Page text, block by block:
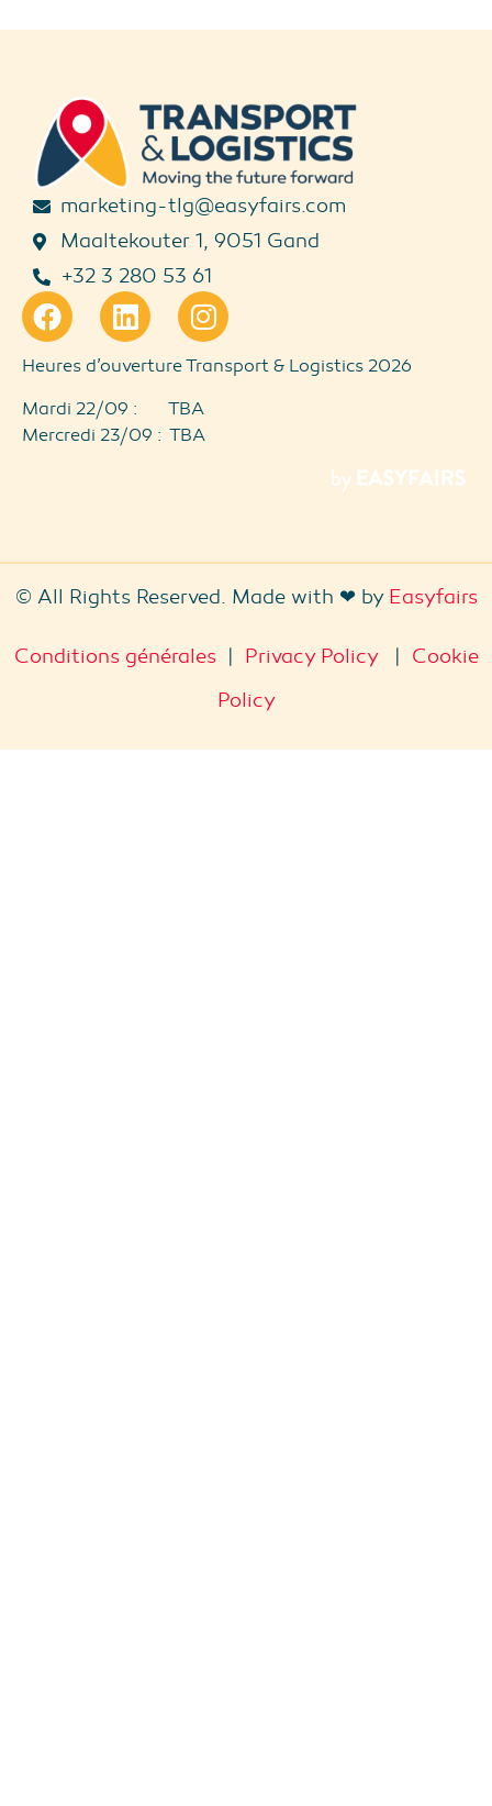
marketing-tlg@easyfairs.com
Maaltekouter 1, 9051 Gand
+32 3 280 53 61
Heures d’ouverture Transport & Logistics 2026
Mardi 22/09 : TBA
Mercredi 23/09 : TBA
© All Rights Reserved. Made with ❤ by Easyfairs
Conditions générales| Privacy Policy| Cookie
Policy